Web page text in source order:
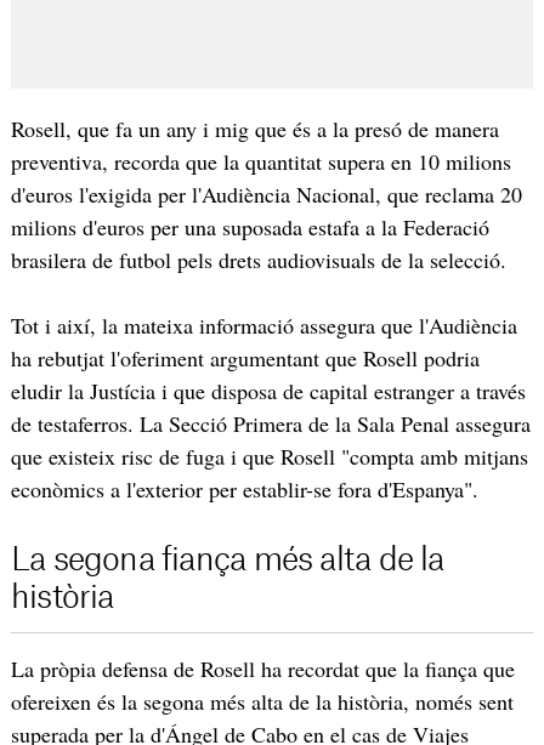
Rosell, que fa un any i mig que és a la presó de manera
preventiva, recorda que la quantitat supera en 10 milions
d'euros l'exigida per l'Audiència Nacional, que reclama 20
milions d'euros per una suposada estafa a la Federació
brasilera de futbol pels drets audiovisuals de la selecció.
Tot i així, la mateixa informació assegura que l'Audiència
ha rebutjat l'oferiment argumentant que Rosell podria
eludir la Justícia i que disposa de capital estranger a través
de testaferros. La Secció Primera de la Sala Penal assegura
que existeix risc de fuga i que Rosell "compta amb mitjans
econòmics a l'exterior per establir-se fora d'Espanya".
La segona fiança més alta de la
història
La pròpia defensa de Rosell ha recordat que la fiança que
ofereixen és la segona més alta de la història, només sent
superada per la d'Ángel de Cabo en el cas de Viajes